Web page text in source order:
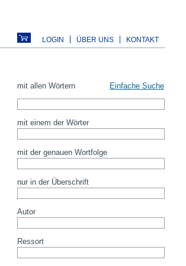
LOGIN ÜBER UNS KONTAKT
mit allen Wörtern Einfache Suche
mit einem der Wörter
mit der genauen Wortfolge
nur in der Überschrift
Autor
Ressort